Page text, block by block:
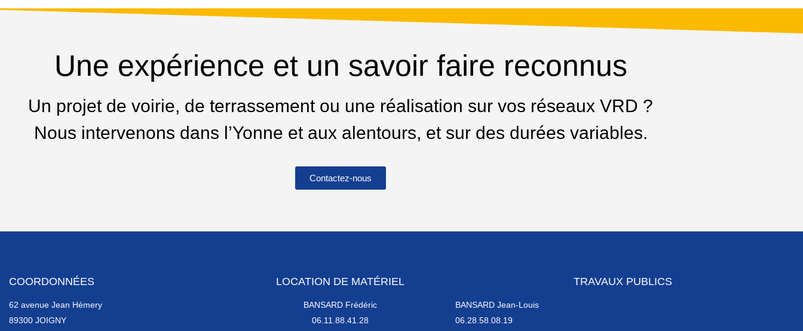
Une expérience et un savoir faire reconnus
Un projet de voirie, de terrassement ou une réalisation sur vos réseaux VRD ?
Nous intervenons dans l’Yonne et aux alentours, et sur des durées variables.
Contactez-nous
COORDONNÉES
62 avenue Jean Hémery
89300 JOIGNY
LOCATION DE MATÉRIEL
BANSARD Frédéric
06.11.88.41.28
TRAVAUX PUBLICS
BANSARD Jean-Louis
06.28.58.08.19